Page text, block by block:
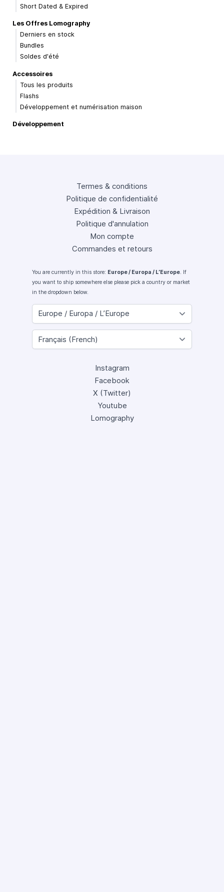
Short Dated & Expired
Les Offres Lomography
Derniers en stock
Bundles
Soldes d'été
Accessoires
Tous les produits
Flashs
Développement et numérisation maison
Développement
Termes & conditions
Politique de confidentialité
Expédition & Livraison
Politique d'annulation
Mon compte
Commandes et retours
You are currently in this store: Europe / Europa / L’Europe. If
you want to ship somewhere else please pick a country or market
in the dropdown below.
Instagram
Facebook
X (Twitter)
Youtube
Lomography